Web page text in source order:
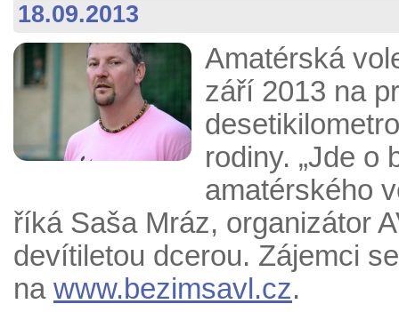
18.09.2013
Amatérská
září 2013 na
rodiny. „Jde o
amatérského
říká Saša Mráz, organizátor
devítiletou dcerou. Zájemci
na www.bezimsavl.cz.